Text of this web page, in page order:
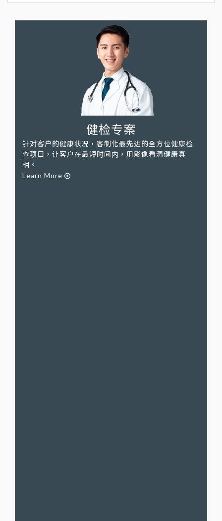
健检专案
针对客户的健康状况，客制化最先进的全方位健康检
查项目，让客户在最短时间内，用影像看清健康真
相。
Learn More